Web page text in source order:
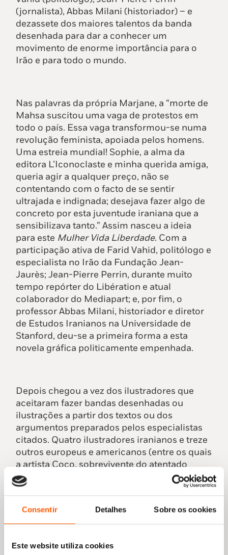
Consentir Detalhes Sobre os cookies
Este website utiliza cookies
(jornalista), Abbas Milani (historiador) – e
dezassete dos maiores talentos da banda
desenhada para dar a conhecer um
movimento de enorme importância para o
Irão e para todo o mundo.
Nas palavras da própria Marjane, a “morte de
Mahsa suscitou uma vaga de protestos em
todo o país. Essa vaga transformou-se numa
revolução feminista, apoiada pelos homens.
Uma estreia mundial! Sophie, a alma da
editora L’Iconoclaste e minha querida amiga,
queria agir a qualquer preço, não se
contentando com o facto de se sentir
ultrajada e indignada; desejava fazer algo de
concreto por esta juventude iraniana que a
sensibilizava tanto.” Assim nasceu a ideia
para este Mulher Vida Liberdade. Com a
participação ativa de Farid Vahid, politólogo e
especialista no Irão da Fundação Jean-
Jaurès; Jean-Pierre Perrin, durante muito
tempo repórter do Libération e atual
colaborador do Mediapart; e, por fim, o
professor Abbas Milani, historiador e diretor
de Estudos Iranianos na Universidade de
Stanford, deu-se a primeira forma a esta
novela gráfica politicamente empenhada.
Depois chegou a vez dos ilustradores que
aceitaram fazer bandas desenhadas ou
ilustrações a partir dos textos ou dos
argumentos preparados pelos especialistas
citados. Quatro ilustradores iranianos e treze
outros europeus e americanos (entre os quais
a artista Coco, sobrevivente do atentado
terrorista ao Charlie Hebdo, em 2015). A
própria Marjane, que abandonou há quase 20
por compor páginas para este volume,
incluindo a capa. Resultado: uma obra que foi
com o propósito de chamar a atenção para